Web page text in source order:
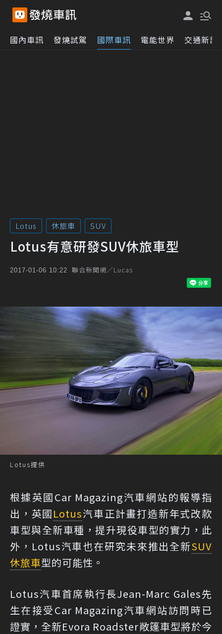
國內車訊 發燒試駕 國際車訊 電能世界 交通新訊
Lotus 休旅車 SUV
Lotus有意研發SUV休旅車型
2017-01-06 10:22 聯合新聞網／Lucas
Lotus提供
根據英國Car Magazing汽車網站的報導指
出，英國Lotus汽車正計畫打造新年式改款
車型與全新車種，提升現役車型的實力，此
外，Lotus汽車也在研究未來推出全新SUV
休旅車型的可能性。
Lotus汽車首席執行長Jean-Marc Gales先
生在接受Car Magazing汽車網站訪問時已
證實，全新Evora Roadster敞篷車型將於今